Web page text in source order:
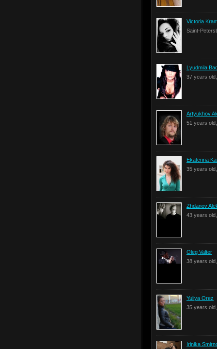
Victoria
Saint-
Lyudmila
37 years
Artyukhov
51 years
Ekaterina
35 years
Zhdanov
43 years
Oleg Valter
38 years
Yuliya Orez
35 years
Irinika